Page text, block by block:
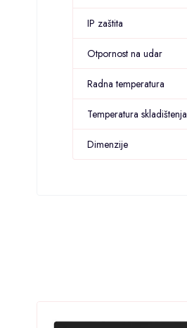
IP zaštita
Otpornost na udar
Radna temperatura
Temperatura skladištenja
Dimenzije